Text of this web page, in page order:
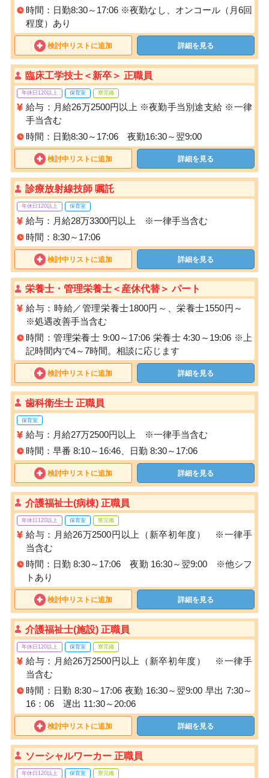
時間：日勤8:30～17:06 ※夜勤なし、オンコール（月6回
程度）あり
検討中リストに追加 詳細を見る
臨床工学技士＜新卒＞ 正職員
年休日120以上 保育室 寮完備
給与：月給26万2500円以上 ※夜勤手当別途支給 ※一律
手当含む
時間：日勤8:30～17:06 夜勤16:30～翌9:00
検討中リストに追加 詳細を見る
診療放射線技師 嘱託
年休日120以上 保育室
給与：月給28万3300円以上 ※一律手当含む
時間：8:30～17:06
検討中リストに追加 詳細を見る
栄養士・管理栄養士＜産休代替＞ パート
給与：時給／管理栄養士1800円～、栄養士1550円～
※処遇改善手当含む
時間：管理栄養士 9:00～17:06 栄養士 4:30～19:06 ※上
記時間内で4～7時間。相談に応じます
検討中リストに追加 詳細を見る
歯科衛生士 正職員
保育室
給与：月給27万2500円以上 ※一律手当含む
時間：早番 8:10～16:46、日勤 8:30～17:06
検討中リストに追加 詳細を見る
介護福祉士(病棟) 正職員
年休日120以上 保育室 寮完備
給与：月給26万2500円以上（新卒初年度） ※一律手
当含む
時間：日勤 8:30～17:06 夜勤 16:30～翌9:00 ※他シフ
トあり
検討中リストに追加 詳細を見る
介護福祉士(施設) 正職員
年休日120以上 保育室 寮完備
給与：月給26万2500円以上（新卒初年度） ※一律手
当含む
時間：日勤 8:30～17:06 夜勤 16:30～翌9:00 早出 7:30～
16：06 遅出 11:30～20:06
検討中リストに追加 詳細を見る
ソーシャルワーカー 正職員
年休日120以上 保育室 寮完備